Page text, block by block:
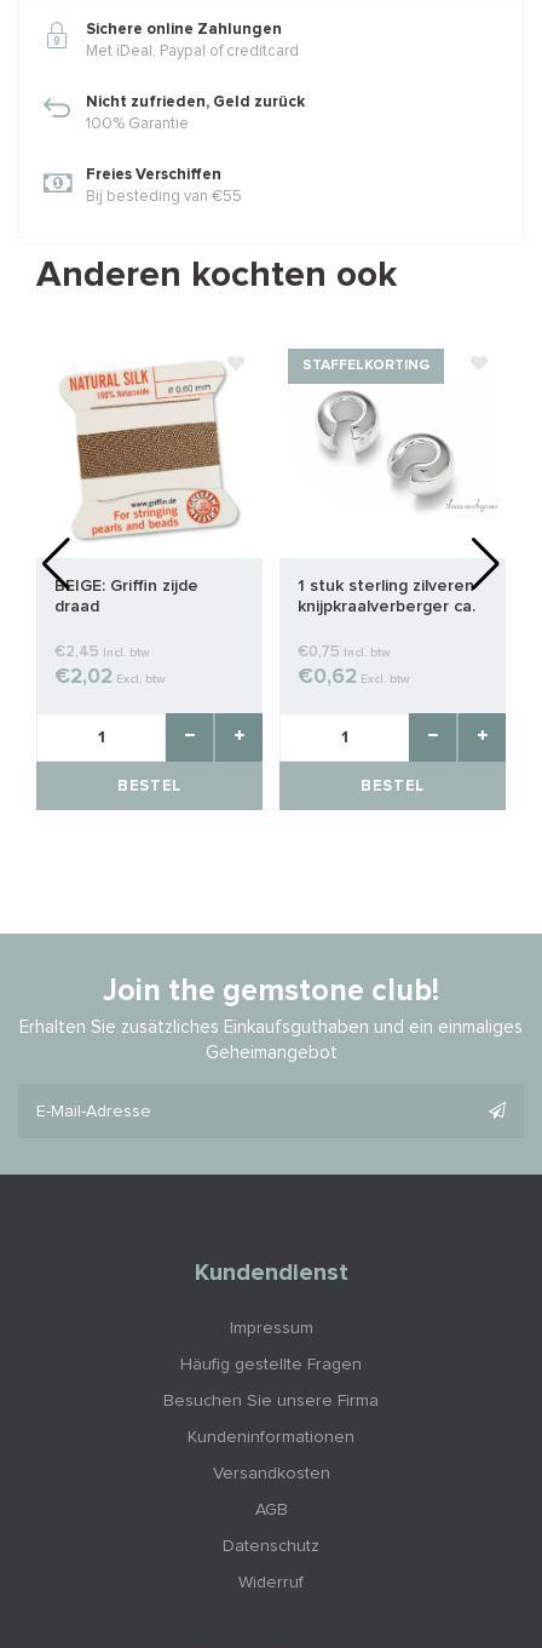
€0,79 Excl. btw
Sichere online Zahlungen
Met iDeal, Paypal of creditcard
Nicht zufrieden, Geld zurück
100% Garantie
Freies Verschiffen
Bij besteding van €55
Anderen kochten ook
BEIGE: Griffin zijde
draad
€2,45 Incl. btw
€2,02 Excl. btw
BESTEL
STAFFELKORTING
1 stuk sterling zilveren
knijpkraalverberger ca.
€0,75 Incl. btw
€0,62 Excl. btw
BESTEL
Join the gemstone club!
Erhalten Sie zusätzliches Einkaufsguthaben und ein einmaliges
Geheimangebot
Kundendienst
Impressum
Häufig gestellte Fragen
Besuchen Sie unsere Firma
Kundeninformationen
Versandkosten
AGB
Datenschutz
Widerruf